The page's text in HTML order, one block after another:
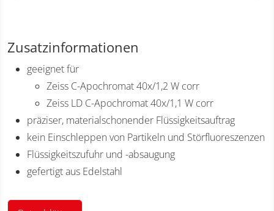
Zusatzinformationen
geeignet für
Zeiss C-Apochromat 40x/1,2 W corr
Zeiss LD C-Apochromat 40x/1,1 W corr
präziser, materialschonender Flüssigkeitsauftrag
kein Einschleppen von Partikeln und Störfluoreszenzen
Flüssigkeitszufuhr und -absaugung
gefertigt aus Edelstahl